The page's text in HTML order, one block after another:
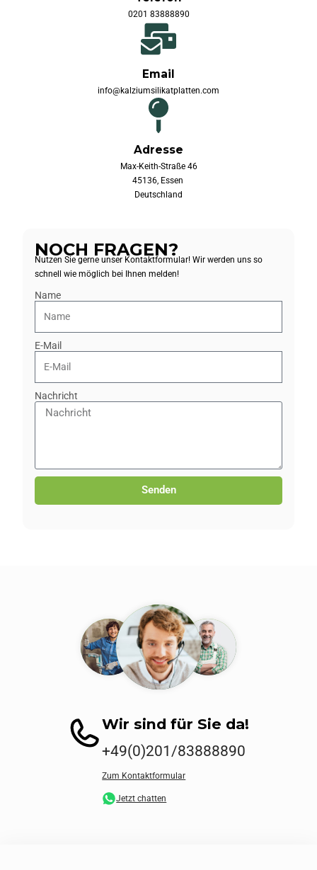
0201 83888890
Email
info@kalziumsilikatplatten.com
Adresse
Max-Keith-Straße 46
45136, Essen
Deutschland
NOCH FRAGEN?
Nutzen Sie gerne unser Kontaktformular! Wir werden uns so
schnell wie möglich bei Ihnen melden!
Name
E-Mail
Nachricht
Senden
Wir sind für Sie da!
+49(0)201/83888890
Zum Kontaktformular
Jetzt chatten